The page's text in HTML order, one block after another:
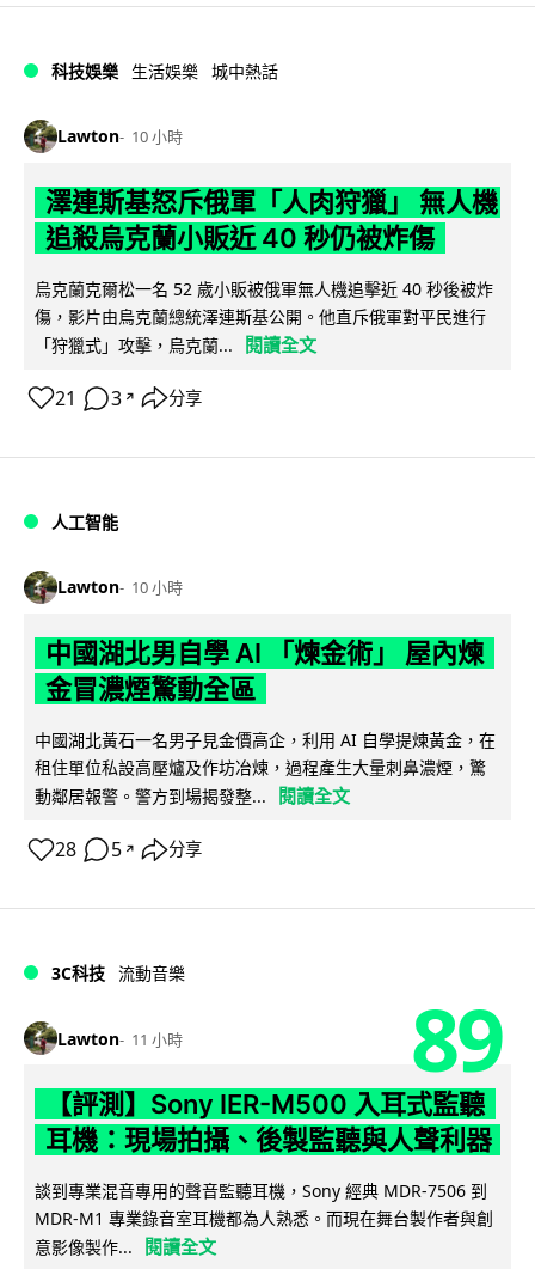
科技娛樂 生活娛樂 城中熱話
Lawton 10 小時
澤連斯基怒斥俄軍「人肉狩獵」 無人機
追殺烏克蘭小販近 40 秒仍被炸傷
烏克蘭克爾松一名 52 歲小販被俄軍無人機追擊近 40 秒後被炸
傷，影片由烏克蘭總統澤連斯基公開。他直斥俄軍對平民進行
「狩獵式」攻擊，烏克蘭...
閱讀全文
21 3 ↗ 分享
人工智能
Lawton 10 小時
中國湖北男自學 AI 「煉金術」 屋內煉
金冒濃煙驚動全區
中國湖北黃石一名男子見金價高企，利用 AI 自學提煉黃金，在
租住單位私設高壓爐及作坊冶煉，過程產生大量刺鼻濃煙，驚
動鄰居報警。警方到場揭發整...
閱讀全文
28 5 ↗ 分享
3C科技 流動音樂
Lawton 11 小時 89
【評測】Sony IER-M500 入耳式監聽
耳機：現場拍攝、後製監聽與人聲利器
談到專業混音專用的聲音監聽耳機，Sony 經典 MDR-7506 到
MDR-M1 專業錄音室耳機都為人熟悉。而現在舞台製作者與創
意影像製作...
閱讀全文